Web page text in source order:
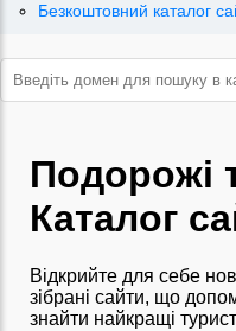
Безкоштовний каталог
Подорожі
Каталог
Відкрийте для себе
зібрані сайти, що
знайти найкращі